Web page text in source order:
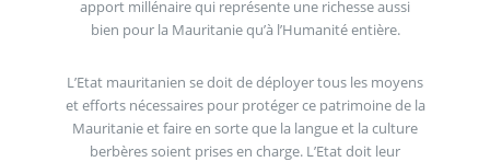
apport millénaire qui représente une richesse aussi
bien pour la Mauritanie qu’à l’Humanité entière.
L’Etat mauritanien se doit de déployer tous les moyens
et efforts nécessaires pour protéger ce patrimoine de la
Mauritanie et faire en sorte que la langue et la culture
berbères soient prises en charge. L’Etat doit leur